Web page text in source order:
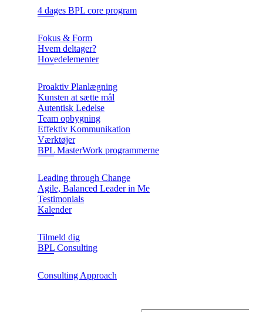
4 dages BPL core program
Fokus & Form
Hvem deltager?
Hovedelementer
Proaktiv Planlægning
Kunsten at sætte mål
Autentisk Ledelse
Team opbygning
Effektiv Kommunikation
Værktøjer
BPL MasterWork programmerne
Leading through Change
Agile, Balanced Leader in Me
Testimonials
Kalender
Tilmeld dig
BPL Consulting
Consulting Approach